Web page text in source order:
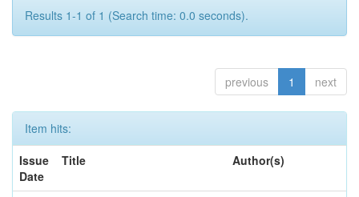
Results 1-1 of 1 (Search time: 0.0 seconds).
previous 1 next
Item hits:
Issue
Date
Title Author(s)